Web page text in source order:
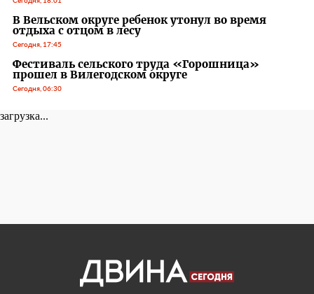
В Вельском округе ребенок утонул во время
отдыха с отцом в лесу
Сегодня, 17:45
Фестиваль сельского труда «Горошница»
прошел в Вилегодском округе
Сегодня, 06:30
загрузка...